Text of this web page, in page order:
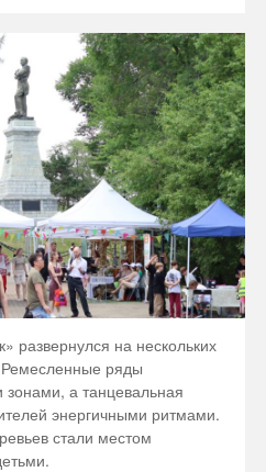
развернулся на нескольких
ряды
зонами, а танцевальная
энергичными ритмами.
стали местом